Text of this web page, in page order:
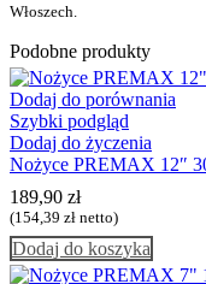
Włoszech.
Podobne produkty
Dodaj do porównania
Szybki podgląd
Dodaj do życzenia
Nożyce PREMAX 12″
189,90 zł
(154,39 zł netto)
Dodaj do koszyka